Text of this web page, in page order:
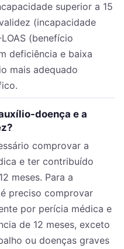
superior a 15
(incapacidade
(benefício
deficiência e baixa
mais adequado
doença e a
comprovar a
e ter contribuído
meses. Para a
preciso comprovar
por perícia médica e
de 12 meses, exceto
ou doenças graves